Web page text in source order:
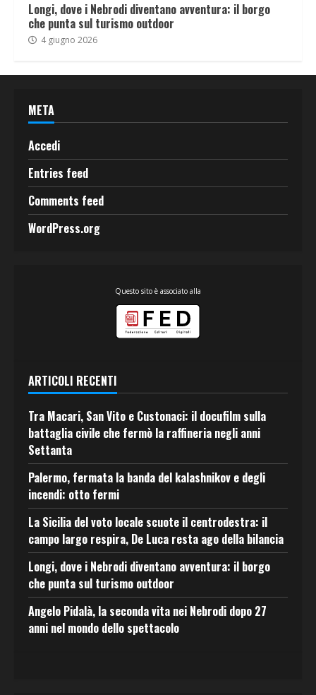
Longi, dove i Nebrodi diventano avventura: il borgo
che punta sul turismo outdoor
4 giugno 2026
META
Accedi
Entries feed
Comments feed
WordPress.org
Questo sito è associato alla
ARTICOLI RECENTI
Tra Macari, San Vito e Custonaci: il docufilm sulla
battaglia civile che fermò la raffineria negli anni
Settanta
Palermo, fermata la banda del kalashnikov e degli
incendi: otto fermi
La Sicilia del voto locale scuote il centrodestra: il
campo largo respira, De Luca resta ago della bilancia
Longi, dove i Nebrodi diventano avventura: il borgo
che punta sul turismo outdoor
Angelo Pidalà, la seconda vita nei Nebrodi dopo 27
anni nel mondo dello spettacolo